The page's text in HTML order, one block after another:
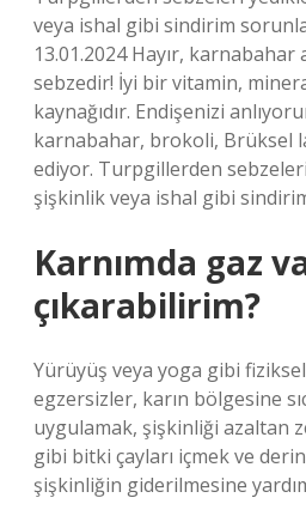
veya ishal gibi sindirim
13.01.2024 Hayır, karnabahar
sebzedir! İyi bir vitamin,
kaynağıdır. Endişenizi
karnabahar, brokoli, Brüksel
ediyor. Turpgillerden
şişkinlik veya ishal gibi
Karnımda gaz
çıkarabilirim?
Yürüyüş veya yoga gibi
egzersizler, karın bölgesine
uygulamak, şişkinliği azaltan
gibi bitki çayları içmek ve
şişkinliğin giderilmesine